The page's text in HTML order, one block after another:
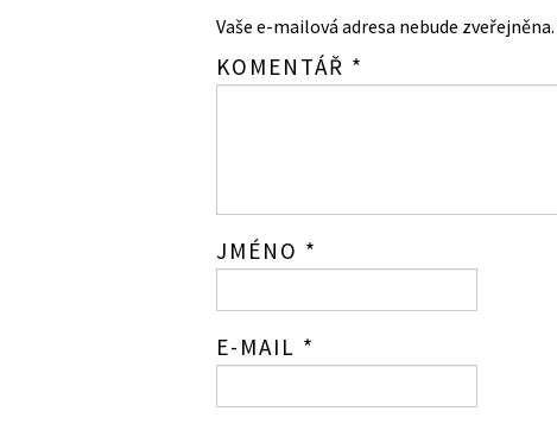
Vaše e-mailová adresa nebude zveřejněna.
KOMENTÁŘ *
JMÉNO *
E-MAIL *